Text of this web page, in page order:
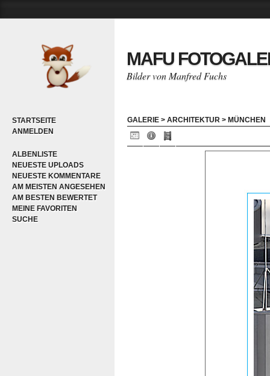
STARTSEITE
ANMELDEN
ALBENLISTE
NEUESTE UPLOADS
NEUESTE KOMMENTARE
AM MEISTEN ANGESEHEN
AM BESTEN BEWERTET
MEINE FAVORITEN
SUCHE
MAFU
Bilder von Manfred Fuchs
GALERIE > ARCHITEKTUR > MÜNCHEN